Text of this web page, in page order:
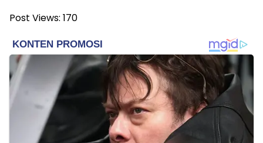
Post Views: 170